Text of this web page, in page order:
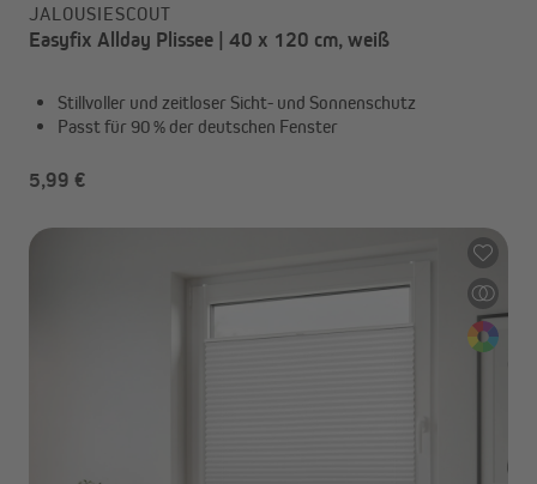
JALOUSIESCOUT
Easyfix Allday Plissee | 40 x 120 cm, weiß
Stillvoller und zeitloser Sicht- und Sonnenschutz
Passt für 90 % der deutschen Fenster
5,99 €